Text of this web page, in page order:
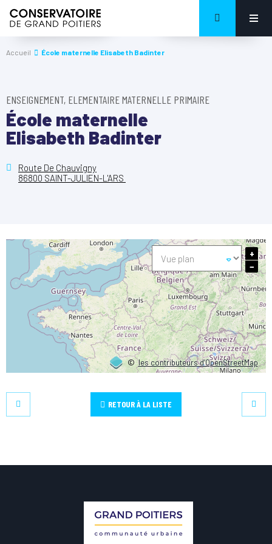
Accueil École maternelle Elisabeth Badinter
ENSEIGNEMENT, ELEMENTAIRE MATERNELLE PRIMAIRE
École maternelle
Elisabeth Badinter
Route De Chauvigny
86800 SAINT-JULIEN-L'ARS
©les contributeurs d’OpenStreetMap
+
−
RETOUR À LA LISTE